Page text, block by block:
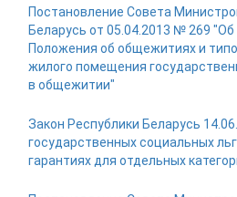
Постановление Совета
Беларусь от 05.04.2013 № 269
Положения об общежитиях и
жилого помещения
в общежитии"
Закон Республики Беларусь
государственных социальных
гарантиях для отдельных